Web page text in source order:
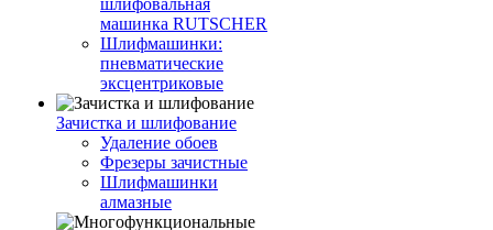
шлифовальная
машинка RUTSCHER
Шлифмашинки:
пневматические
эксцентриковые
Зачистка и шлифование
Удаление обоев
Фрезеры зачистные
Шлифмашинки
алмазные